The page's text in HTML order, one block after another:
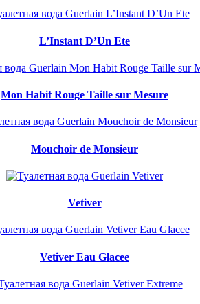
L’Instant D’Un Ete
Mon Habit Rouge Taille sur Mesure
Mouchoir de Monsieur
Vetiver
Vetiver Eau Glacee